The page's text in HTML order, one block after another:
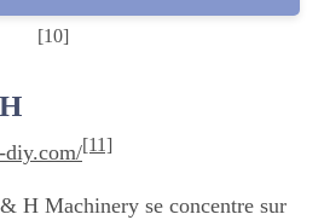
[10]
diy.com/[11]
H Machinery se concentre sur